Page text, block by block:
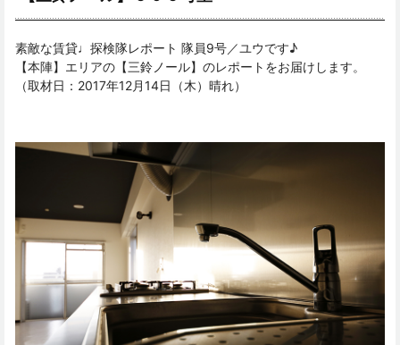
素敵な賃貸♩探検隊レポート 隊員9号／ユウです♪
【本陣】エリアの【三鈴ノール】のレポートをお届けします。
（取材日：2017年12月14日（木）晴れ）